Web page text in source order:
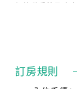
價」之當日價格
話方式異動訂單。
訂房規則